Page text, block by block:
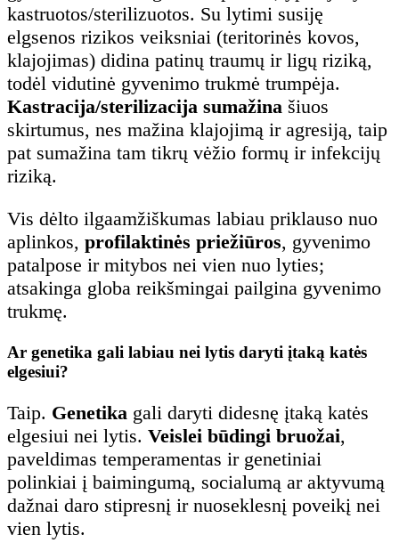
kastruotos/sterilizuotos. Su lytimi susiję
elgsenos rizikos veiksniai (teritorinės kovos,
klajojimas) didina patinų traumų ir ligų riziką,
todėl vidutinė gyvenimo trukmė trumpėja.
Kastracija/sterilizacija sumažina šiuos
skirtumus, nes mažina klajojimą ir agresiją, taip
pat sumažina tam tikrų vėžio formų ir infekcijų
riziką.
Vis dėlto ilgaamžiškumas labiau priklauso nuo
aplinkos, profilaktinės priežiūros, gyvenimo
patalpose ir mitybos nei vien nuo lyties;
atsakinga globa reikšmingai pailgina gyvenimo
trukmę.
Ar genetika gali labiau nei lytis daryti įtaką katės
elgesiui?
Taip. Genetika gali daryti didesnę įtaką katės
elgesiui nei lytis. Veislei būdingi bruožai,
paveldimas temperamentas ir genetiniai
polinkiai į baimingumą, socialumą ar aktyvumą
dažnai daro stipresnį ir nuoseklesnį poveikį nei
vien lytis.